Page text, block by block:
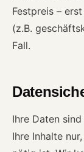
Festpreis –
(z.B.
Fall.
Ihre Daten
Ihre Inhalte